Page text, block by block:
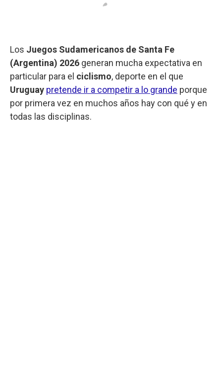
Los Juegos Sudamericanos de Santa Fe
(Argentina) 2026 generan mucha expectativa en
particular para el ciclismo, deporte en el que
Uruguay pretende ir a competir a lo grande porque
por primera vez en muchos años hay con qué y en
todas las disciplinas.